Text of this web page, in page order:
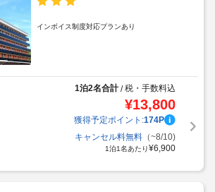
インボイス制度対応プランあり
1泊2名合計/税・手数料込
¥13,800
獲得予定ポイント:174P
キャンセル料無料（~8/10)
1泊1名あたり¥6,900